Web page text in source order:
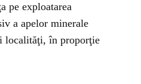
pe exploatarea
a apelor minerale
localităţi, în proporţie